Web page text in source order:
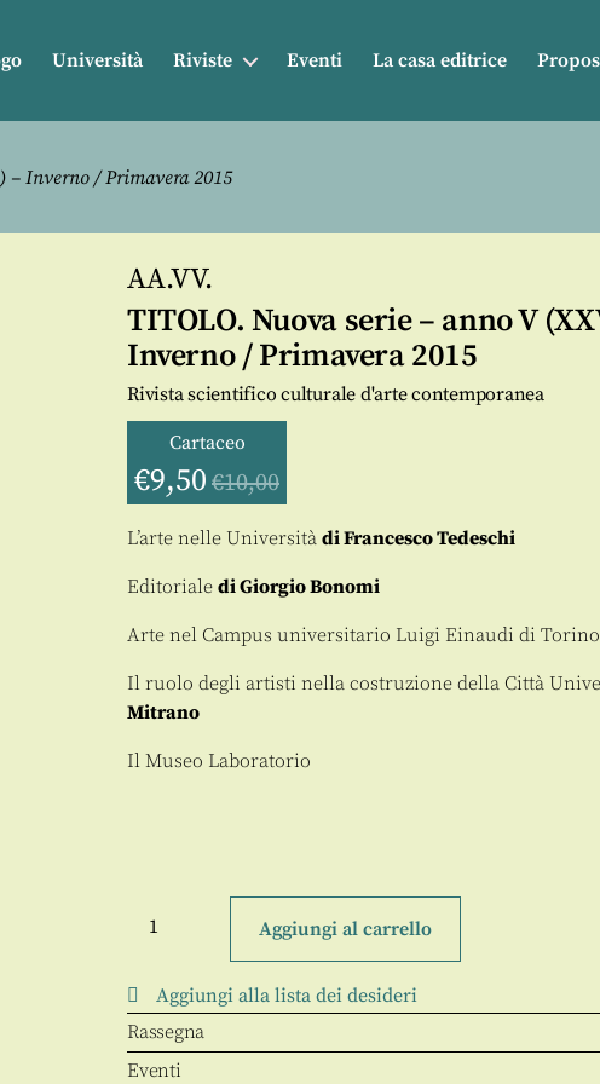
Università Riviste Eventi La casa editrice
– Inverno / Primavera 2015
AA.VV.
TITOLO. Nuova serie – anno V
Inverno / Primavera 2015
Rivista scientifico culturale d'arte contemporanea
Cartaceo
€9,50 €10,00
L’arte nelle Università di Francesco Tedeschi
Editoriale di Giorgio Bonomi
Arte nel Campus universitario Luigi Einaudi di Torino
Il ruolo degli artisti nella costruzione della Città
Mitrano
Il Museo Laboratorio
Nuova
anno
V
(XXV)
-
N.
Aggiungi al carrello
Aggiungi alla lista dei desideri
Rassegna
Eventi